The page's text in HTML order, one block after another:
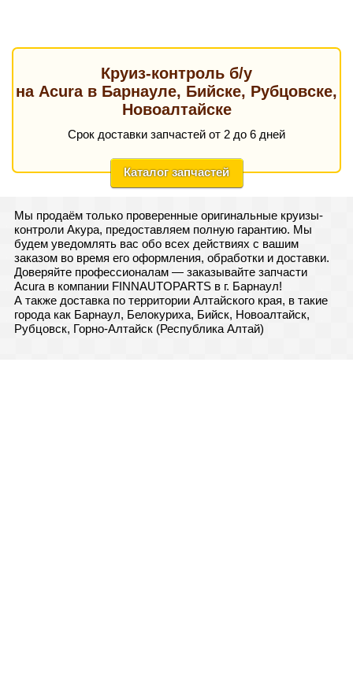
Круиз-контроль б/у
на Acura в Барнауле, Бийске, Рубцовске,
Новоалтайске
Срок доставки запчастей от 2 до 6 дней
Каталог запчастей
Мы продаём только проверенные оригинальные круизы-
контроли Акура, предоставляем полную гарантию. Мы
будем уведомлять вас обо всех действиях с вашим
заказом во время его оформления, обработки и доставки.
Доверяйте профессионалам — заказывайте запчасти
Acura в компании FINNAUTOPARTS в г. Барнаул!
А также доставка по территории Алтайского края, в такие
города как Барнаул, Белокуриха, Бийск, Новоалтайск,
Рубцовск, Горно-Алтайск (Республика Алтай)